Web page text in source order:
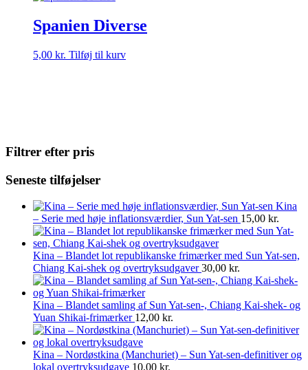
Spanien Diverse
5,00 kr. Tilføj til kurv
Filtrer efter pris
Seneste tilføjelser
Kina
– Serie med høje inflationsværdier, Sun Yat-sen 15,00 kr.
Kina – Blandet lot republikanske frimærker med Sun Yat-sen,
Chiang Kai-shek og overtryksudgaver 30,00 kr.
Kina – Blandet samling af Sun Yat-sen-, Chiang Kai-shek- og
Yuan Shikai-frimærker 12,00 kr.
Kina – Nordøstkina (Manchuriet) – Sun Yat-sen-definitiver og
lokal overtryksudgave 10,00 kr.